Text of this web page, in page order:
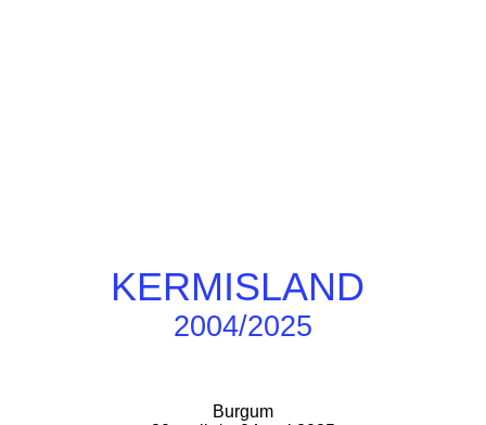
KERMISLAND
2004/2025
Burgum